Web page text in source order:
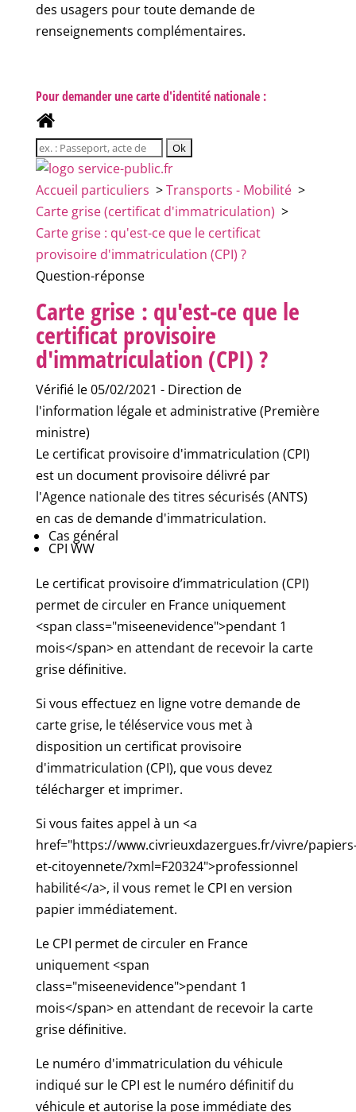
des usagers pour toute demande de
renseignements complémentaires.
Pour demander une carte d'identité nationale :
Accueil particuliers >Transports - Mobilité >
Carte grise (certificat d'immatriculation) >
Carte grise : qu'est-ce que le certificat
provisoire d'immatriculation (CPI) ?
Question-réponse
Carte grise : qu'est-ce que le
certificat provisoire
d'immatriculation (CPI) ?
Vérifié le 05/02/2021 - Direction de
l'information légale et administrative (Première
ministre)
Le certificat provisoire d'immatriculation (CPI)
est un document provisoire délivré par
l'Agence nationale des titres sécurisés (ANTS)
en cas de demande d'immatriculation.
Cas général
CPI WW
Le certificat provisoire d’immatriculation (CPI)
permet de circuler en France uniquement
<span class="miseenevidence">pendant 1
mois</span> en attendant de recevoir la carte
grise définitive.
Si vous effectuez en ligne votre demande de
carte grise, le téléservice vous met à
disposition un certificat provisoire
d'immatriculation (CPI), que vous devez
télécharger et imprimer.
Si vous faites appel à un <a
href="https://www.civrieuxdazergues.fr/vivre/
et-citoyennete/?xml=F20324">professionnel
habilité</a>, il vous remet le CPI en version
papier immédiatement.
Le CPI permet de circuler en France
uniquement <span
class="miseenevidence">pendant 1
mois</span> en attendant de recevoir la carte
grise définitive.
Le numéro d'immatriculation du véhicule
indiqué sur le CPI est le numéro définitif du
véhicule et autorise la pose immédiate des